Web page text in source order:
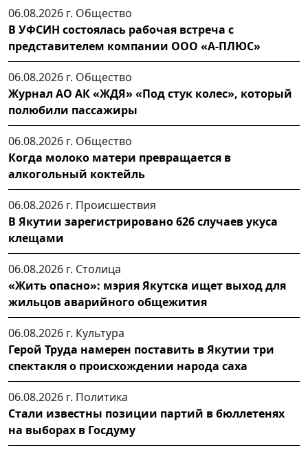
06.08.2026 г. Общество
В УФСИН состоялась рабочая встреча с
представителем компании ООО «А-ПЛЮС»
06.08.2026 г. Общество
Журнал АО АК «ЖДЯ» «Под стук колес», который
полюбили пассажиры
06.08.2026 г. Общество
Когда молоко матери превращается в
алкогольный коктейль
06.08.2026 г. Происшествия
В Якутии зарегистрировано 626 случаев укуса
клещами
06.08.2026 г. Столица
«Жить опасно»: мэрия Якутска ищет выход для
жильцов аварийного общежития
06.08.2026 г. Культура
Герой Труда намерен поставить в Якутии три
спектакля о происхождении народа саха
06.08.2026 г. Политика
Стали известны позиции партий в бюллетенях
на выборах в Госдуму